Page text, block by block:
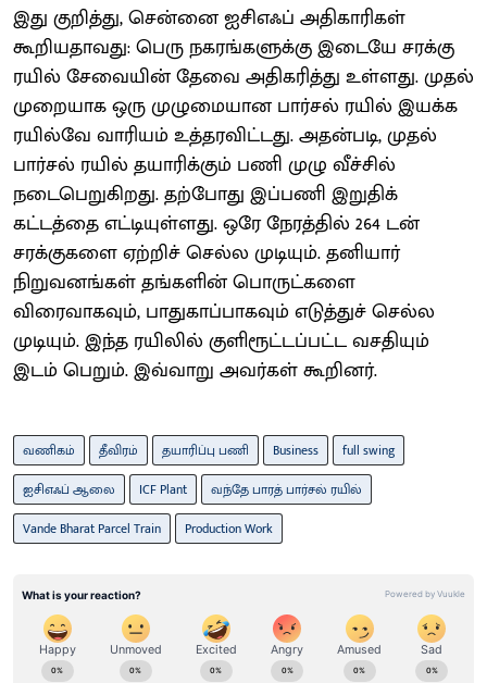
இது குறித்து, சென்னை ஐசிஎஃப் அதிகாரிகள்
கூறியதாவது: பெரு நகரங்களுக்கு இடையே சரக்கு
ரயில் சேவையின் தேவை அதிகரித்து உள்ளது. முதல்
முறையாக ஒரு முழுமையான பார்சல் ரயில் இயக்க
ரயில்வே வாரியம் உத்தரவிட்டது. அதன்படி, முதல்
பார்சல் ரயில் தயாரிக்கும் பணி முழு வீச்சில்
நடைபெறுகிறது. தற்போது இப்பணி இறுதிக்
கட்டத்தை எட்டியுள்ளது. ஒரே நேரத்தில் 264 டன்
சரக்குகளை ஏற்றிச் செல்ல முடியும். தனியார்
நிறுவனங்கள் தங்களின் பொருட்களை
விரைவாகவும், பாதுகாப்பாகவும் எடுத்துச் செல்ல
முடியும். இந்த ரயிலில் குளிரூட்டப்பட்ட வசதியும்
இடம் பெறும். இவ்வாறு அவர்கள் கூறினர்.
வணிகம் தீவிரம் தயாரிப்பு பணி Business
full swing
ஐசிஎஃப் ஆலை
ICF Plant
வந்தே பாரத் பார்சல் ரயில்
Vande Bharat Parcel Train
Production Work